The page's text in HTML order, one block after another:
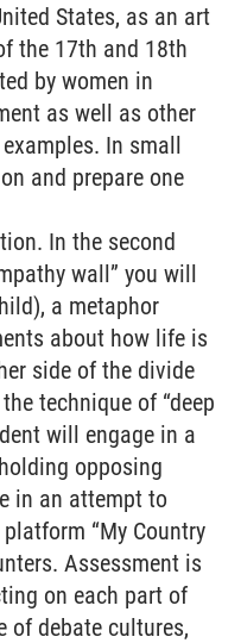
States, as an art
the 17th and 18th
by women in
as well as other
In small
and prepare one
In the second
wall” you will
a metaphor
about how life is
side of the divide
technique of “deep
will engage in a
opposing
in an attempt to
“My Country
Assessment is
on each part of
of debate cultures,